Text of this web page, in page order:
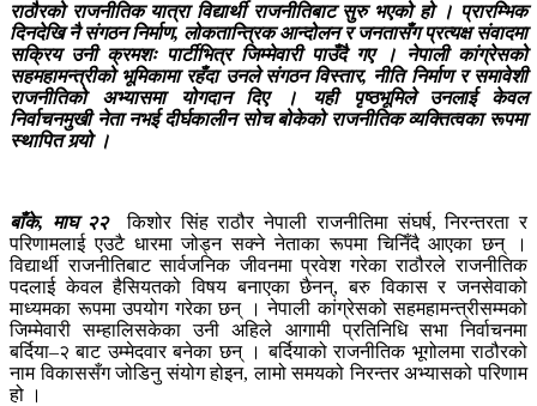
राठौरको राजनीतिक यात्रा विद्यार्थी राजनीतिबाट सुरु भएको हो । प्रारम्भिक
दिनदेखि नै संगठन निर्माण, लोकतान्त्रिक आन्दोलन र जनतासँग प्रत्यक्ष संवादमा
सक्रिय उनी क्रमशः पार्टीभित्र जिम्मेवारी पाउँदै गए । नेपाली कांग्रेसको
सहमहामन्त्रीको भूमिकामा रहँदा उनले संगठन विस्तार, नीति निर्माण र समावेशी
राजनीतिको अभ्यासमा योगदान दिए । यही पृष्ठभूमिले उनलाई केवल
निर्वाचनमुखी नेता नभई दीर्घकालीन सोच बोकेको राजनीतिक व्यक्तित्वका रूपमा
स्थापित गर्‍यो ।
बाँके, माघ २२किशोर सिंह राठौर नेपाली राजनीतिमा संघर्ष, निरन्तरता र
परिणामलाई एउटै धारमा जोड्न सक्ने नेताका रूपमा चिनिँदै आएका छन् ।
विद्यार्थी राजनीतिबाट सार्वजनिक जीवनमा प्रवेश गरेका राठौरले राजनीतिक
पदलाई केवल हैसियतको विषय बनाएका छैनन्, बरु विकास र जनसेवाको
माध्यमका रूपमा उपयोग गरेका छन् । नेपाली कांग्रेसको सहमहामन्त्रीसम्मको
जिम्मेवारी सम्हालिसकेका उनी अहिले आगामी प्रतिनिधि सभा निर्वाचनमा
बर्दिया–२ बाट उम्मेदवार बनेका छन् । बर्दियाको राजनीतिक भूगोलमा राठौरको
नाम विकाससँग जोडिनु संयोग होइन, लामो समयको निरन्तर अभ्यासको परिणाम
हो ।